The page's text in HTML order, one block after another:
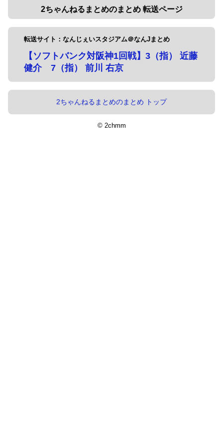
2ちゃんねるまとめのまとめ 転送ページ
転送サイト：なんじぇいスタジアム＠なんJまとめ
【ソフトバンク対阪神1回戦】3（指） 近藤
健介 7（指） 前川 右京
2ちゃんねるまとめのまとめ トップ
© 2chmm